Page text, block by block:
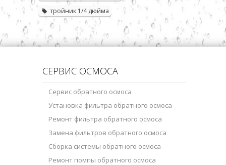
тройник 1/4 дюйма
СЕРВИС ОСМОСА
Сервис обратного осмоса
Установка фильтра обратного осмоса
Ремонт фильтра обратного осмоса
Замена фильтров обратного осмоса
Сборка системы обратного осмоса
Ремонт помпы обратного осмоса